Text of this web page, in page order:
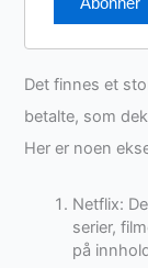
Det finnes et
betalte, som
Her er noen
Netflix:
serier,
på